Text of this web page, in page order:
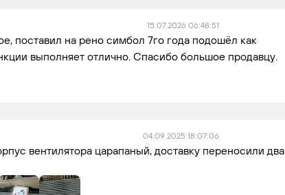
15.07.2026 06:48:51
поставил на рено симбол 7го года подошёл как
выполняет отлично. Спасибо большое продавцу.
04.09.2025 18:07:06
вентилятора царапаный, доставку переносили два